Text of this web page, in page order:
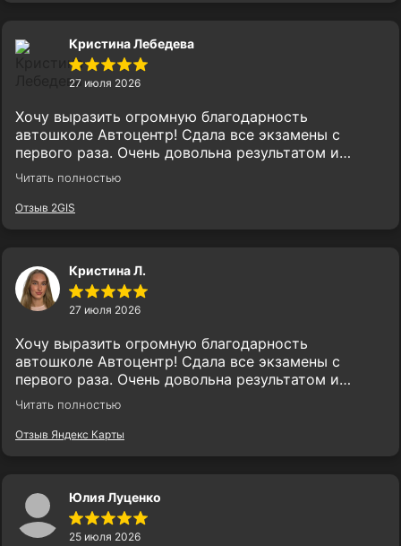
Кристина Лебедева
27 июля 2026
Хочу выразить огромную благодарность
автошколе Автоцентр! Сдала все экзамены с
первого раза. Очень довольна результатом и
рекомендую эту автошколу всем, кто хочет
Читать полностью
Отзыв 2GIS
Кристина Л.
27 июля 2026
Хочу выразить огромную благодарность
автошколе Автоцентр! Сдала все экзамены с
первого раза. Очень довольна результатом и
рекомендую эту автошколу всем, кто хочет
Читать полностью
Отзыв Яндекс Карты
Юлия Луценко
25 июля 2026